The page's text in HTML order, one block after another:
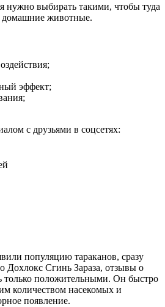
нужно выбирать такими, чтобы туда
домашние животные.
эффект;
с друзьями в соцсетях:
популяцию тараканов, сразу
Дохлокс Сгинь Зараза, отзывы о
только положительными. Он быстро
количеством насекомых и
появление.